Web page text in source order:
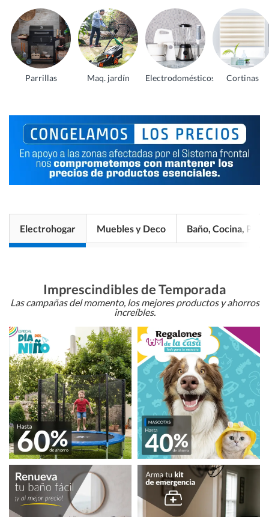
Parrillas Maq. jardín Electrodomésticos Cortinas
Electrohogar Muebles y Deco Baño, Cocina, Pisos
Imprescindibles de Temporada
Las campañas del momento, los mejores productos y ahorros
increíbles.